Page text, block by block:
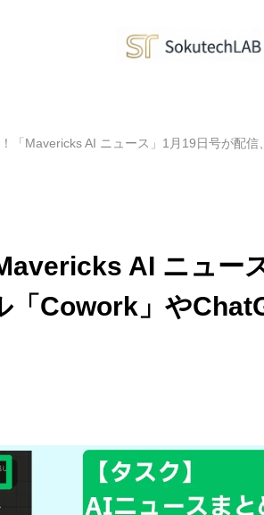
「Mavericks AI ニュース」1月19日号が配
AI ニュー
「Cowork」や